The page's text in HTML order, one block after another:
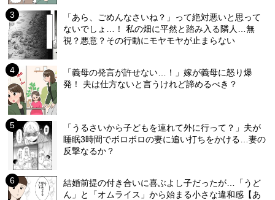
「あら、ごめんなさいね？」って絶対悪いと思って
ないでしょ…！ 私の畑に平然と踏み入る隣人…無
視？悪意？その行動にモヤモヤが止まらない
「義母の発言が許せない…！」嫁が義母に怒り爆
発！ 夫は仕方ないと言うけれど諦めるべき？
「うるさいから子どもを連れて外に行って？」夫が
睡眠3時間でボロボロの妻に追い打ちをかける…妻の
反撃なるか？
結婚前提の付き合いに喜ぶよし子だったが…「うど
ん」と「オムライス」から始まる小さな違和感【あ